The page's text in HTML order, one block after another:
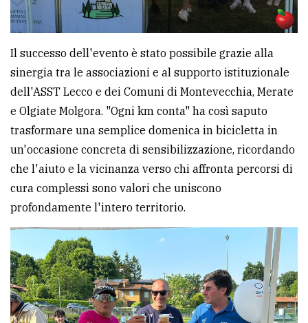
Il successo dell'evento è stato possibile grazie alla
sinergia tra le associazioni e al supporto istituzionale
dell'ASST Lecco e dei Comuni di Montevecchia, Merate
e Olgiate Molgora. "Ogni km conta" ha così saputo
trasformare una semplice domenica in bicicletta in
un'occasione concreta di sensibilizzazione, ricordando
che l'aiuto e la vicinanza verso chi affronta percorsi di
cura complessi sono valori che uniscono
profondamente l'intero territorio.